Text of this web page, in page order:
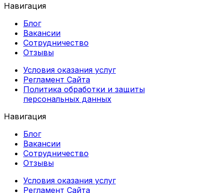
Навигация
Блог
Вакансии
Сотрудничество
Отзывы
Условия оказания услуг
Регламент Сайта
Политика обработки и защиты
персональных данных
Навигация
Блог
Вакансии
Сотрудничество
Отзывы
Условия оказания услуг
Регламент Сайта